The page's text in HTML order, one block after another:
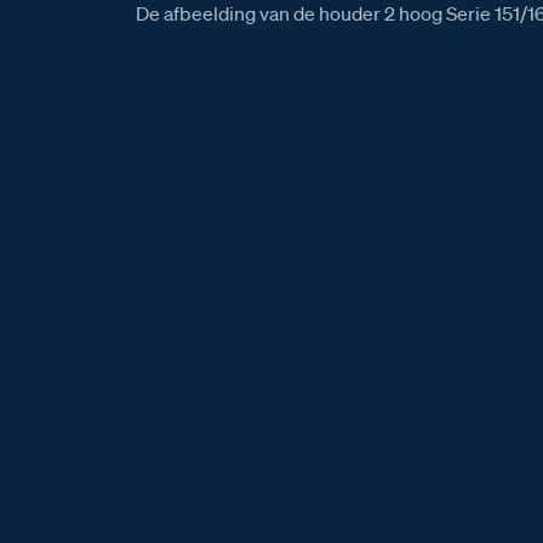
De afbeelding van de houder 2 hoog Serie 151/